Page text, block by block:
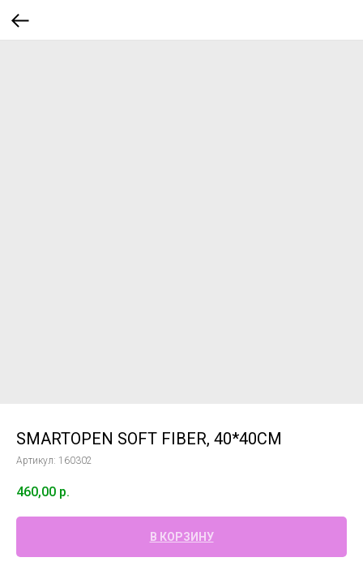
SMARTOPEN SOFT FIBER, 40*40СМ
Артикул: 160302
460,00 р.
В КОРЗИНУ